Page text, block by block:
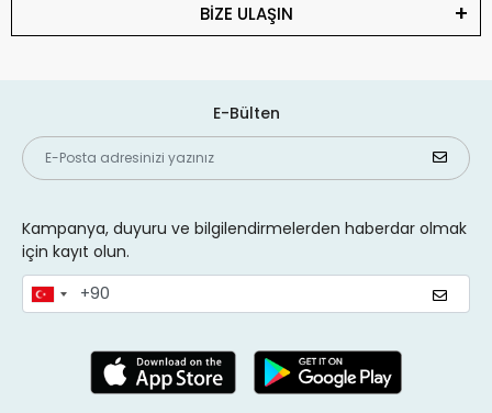
BİZE ULAŞIN
E-Bülten
Kampanya, duyuru ve bilgilendirmelerden haberdar olmak
için kayıt olun.